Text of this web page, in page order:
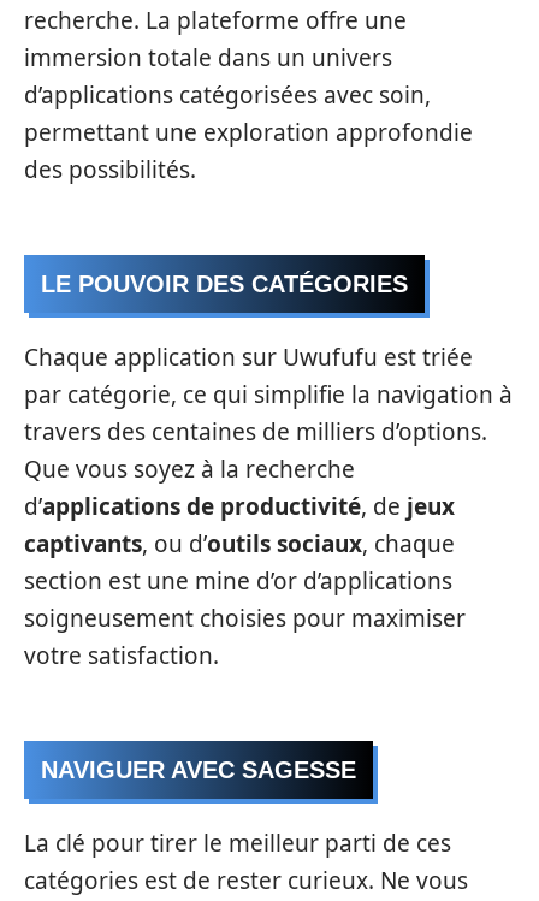
recherche. La plateforme offre une
immersion totale dans un univers
d’applications catégorisées avec soin,
permettant une exploration approfondie
des possibilités.
LE POUVOIR DES CATÉGORIES
Chaque application sur Uwufufu est triée
par catégorie, ce qui simplifie la navigation à
travers des centaines de milliers d’options.
Que vous soyez à la recherche
d’applications de productivité, de jeux
captivants, ou d’outils sociaux, chaque
section est une mine d’or d’applications
soigneusement choisies pour maximiser
votre satisfaction.
NAVIGUER AVEC SAGESSE
La clé pour tirer le meilleur parti de ces
catégories est de rester curieux. Ne vous